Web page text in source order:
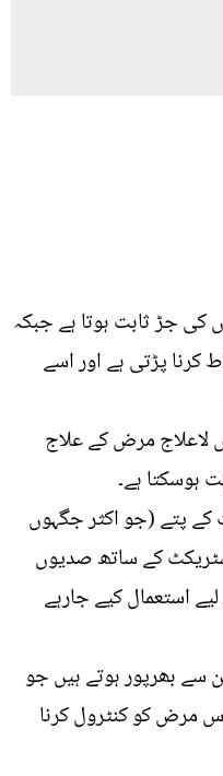
جڑ ثابت ہوتا ہے جبکہ
کرنا پڑتی ہے اور اسے
لاعلاج مرض کے علاج
ہوسکتا ہے۔
پتے (جو اکثر جگہوں
کے ساتھ صدیوں
استعمال کیے جارہے
سے بھرپور ہوتے ہیں جو
مرض کو کنٹرول کرنا